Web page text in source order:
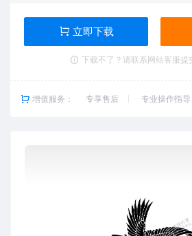
立即下载
下载不了？请联系网站客服提
增值服务： 专享售后 专业操作指导